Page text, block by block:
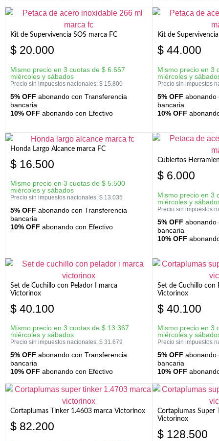
Kit de Supervivencia SOS marca FC
$ 20.000
Mismo precio en 3 cuotas de $ 6.667
miércoles y sábados
Precio sin impuestos nacionales: $ 15.800
5% OFF abonando con Transferencia
bancaria
10% OFF abonando con Efectivo
Kit de
$ 44.000
Mismo precio en 3
miércoles y
Precio sin impuestos
5% OFF abonando
bancaria
10% OFF
Honda Largo Alcance marca FC
$ 16.500
Mismo precio en 3 cuotas de $ 5.500
miércoles y sábados
Precio sin impuestos nacionales: $ 13.035
5% OFF abonando con Transferencia
bancaria
10% OFF abonando con Efectivo
Cubiertos
$ 6.000
Mismo precio en 3
miércoles y
Precio sin impuestos
5% OFF abonando
bancaria
10% OFF
Set de Cuchillo con Pelador I marca
Victorinox
$ 40.100
Mismo precio en 3 cuotas de $ 13.367
miércoles y sábados
Precio sin impuestos nacionales: $ 31.679
5% OFF abonando con Transferencia
bancaria
10% OFF abonando con Efectivo
Set de Cuchillo con
Victorinox
$ 40.100
Mismo precio en 3
miércoles y
Precio sin impuestos
5% OFF abonando
bancaria
10% OFF
Cortaplumas Tinker 1.4603 marca Victorinox
$ 82.200
Cortaplumas Super
Victorinox
$ 128.500